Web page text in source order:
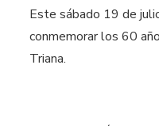
Este sábado 19 de
conmemorar los 60
Triana.